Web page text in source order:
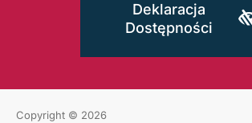
Deklaracja
Dostępności
Copyright © 2026